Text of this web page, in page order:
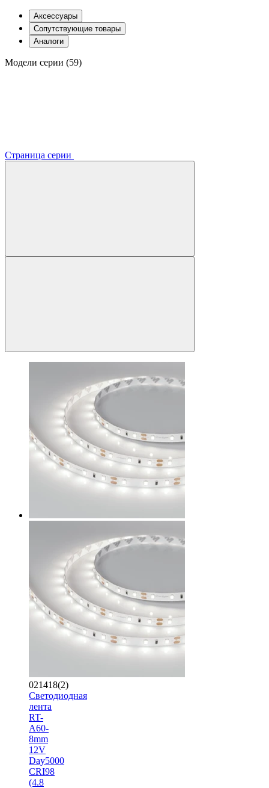
Аксессуары
Сопутствующие товары
Аналоги
Модели серии (59)
Страница серии
021418(2)
Светодиодная
лента
RT-
A60-
8mm
12V
Day5000
CRI98
(4.8